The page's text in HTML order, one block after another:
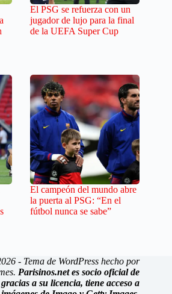
El PSG se refuerza con un
jugador de lujo para la final
de la UEFA Super Cup
El campeón del mundo abre
la puerta al PSG: “En el
fútbol nunca se sabe”
- Tema de WordPress hecho por
. Parisinos.net es socio oficial de
a su licencia, tiene acceso a